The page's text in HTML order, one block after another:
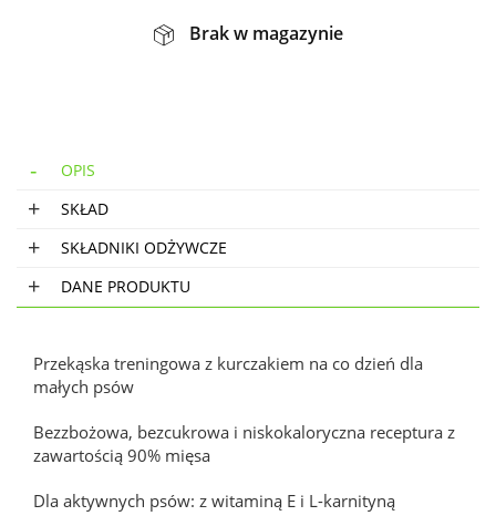
Brak w magazynie
OPIS
SKŁAD
SKŁADNIKI ODŻYWCZE
DANE PRODUKTU
Przekąska treningowa z kurczakiem na co dzień dla
małych psów
Bezzbożowa, bezcukrowa i niskokaloryczna receptura z
zawartością 90% mięsa
Dla aktywnych psów: z witaminą E i L-karnityną